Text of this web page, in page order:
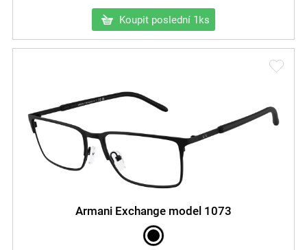
Koupit poslední 1ks
Armani Exchange model 1073